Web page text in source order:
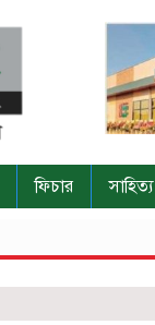
ফিচার সাহিত্য